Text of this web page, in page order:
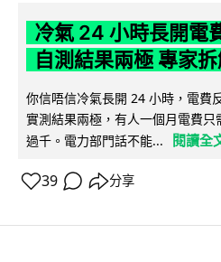
冷氣 24 小時長開電
自測結果兩極 專家
你信唔信冷氣長開 24 小時，電費
實測結果兩極，有人一個月電費
過千。電力部門話不能...
閱讀全
39 分享